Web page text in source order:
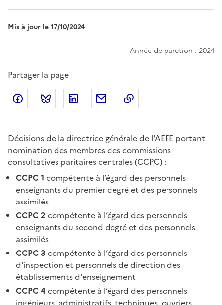
Mis à jour le 17/10/2024
Année de parution : 2024
Partager la page
Partager sur Facebook
Partager sur Bluesky
Partager sur LinkedIn
Partager par email
Décisions de la directrice générale de l'AEFE portant
nomination des membres des commissions
consultatives paritaires centrales (CCPC) :
CCPC 1 compétente à l’égard des personnels
enseignants du premier degré et des personnels
assimilés
CCPC 2 compétente à l’égard des personnels
enseignants du second degré et des personnels
assimilés
CCPC 3 compétente à l’égard des personnels
d'inspection et personnels de direction des
établissements d'enseignement
CCPC 4 compétente à l’égard des personnels
ingénieurs, administratifs, techniques, ouvriers,